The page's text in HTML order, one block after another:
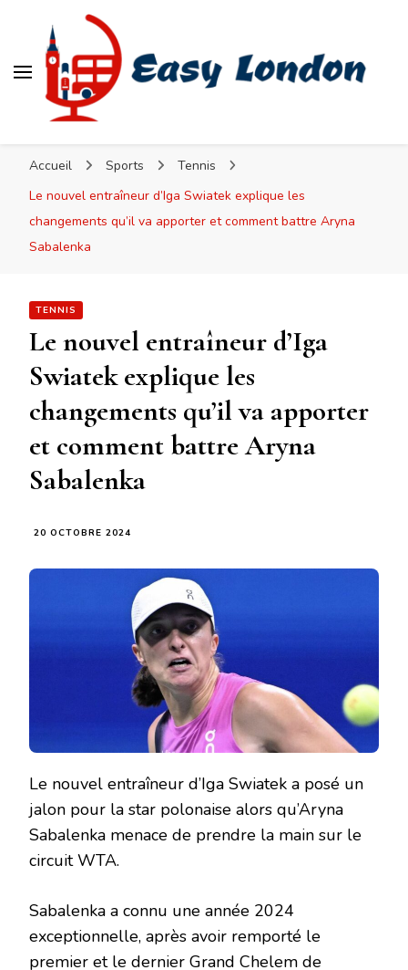
Accueil Sports
Tennis
Le nouvel entraîneur d’Iga Swiatek explique les
changements qu’il va apporter et comment battre Aryna
Sabalenka
TENNIS
Le nouvel entraîneur d’Iga
Swiatek explique les
changements qu’il va apporter
et comment battre Aryna
Sabalenka
20 OCTOBRE 2024
Le nouvel entraîneur d’Iga Swiatek a posé un
jalon pour la star polonaise alors qu’Aryna
Sabalenka menace de prendre la main sur le
circuit WTA.
Sabalenka a connu une année 2024
exceptionnelle, après avoir remporté le
premier et le dernier Grand Chelem de